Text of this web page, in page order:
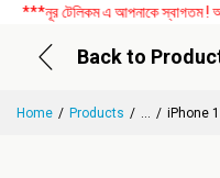
টেলিকম এ আপনাকে স্বাগতম !
Back to
Home Products ... iPhone